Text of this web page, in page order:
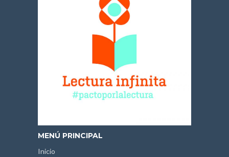
MENÚ PRINCIPAL
Inicio